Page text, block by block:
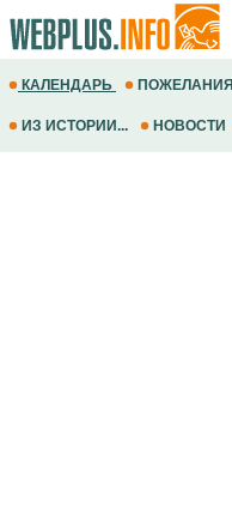
КАЛЕНДАРЬ ПОЖЕЛАНИЯ
ИЗ ИСТОРИИ... НОВОСТИ